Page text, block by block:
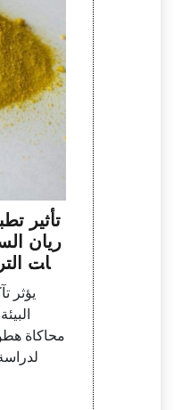
تأثير
ريان
يات
يؤثر
محاكاة